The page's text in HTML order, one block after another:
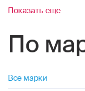
Показать еще
По
Все марки